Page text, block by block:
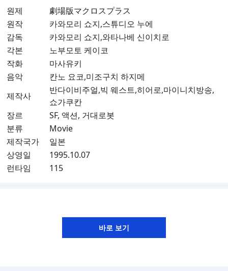
원제
劇場版マクロスプラス
원작
카와모리 쇼지,스튜디오 누에
감독
카와모리 쇼지,와타나베 신이치로
각본
노부모토 케이코
작화
마사유키
음악
칸노 요코,미조구치 하지메
제작사
반다이비주얼,빅 웨스트,히어로,마이니치방송,
쇼가쿠칸
장르
SF, 액션, 거대로봇
분류
Movie
제작국가
일본
상영일
1995.10.07
런타임
115